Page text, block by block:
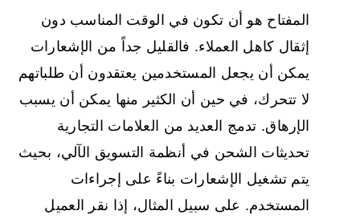
المفتاح هو أن تكون في الوقت المناسب دون
إثقال كاهل العملاء. فالقليل جداً من الإشعارات
يمكن أن يجعل المستخدمين يعتقدون أن طلباتهم
لا تتحرك، في حين أن الكثير منها يمكن أن يسبب
الإرهاق. تدمج العديد من العلامات التجارية
تحديثات الشحن في أنظمة التسويق الآلي، بحيث
يتم تشغيل الإشعارات بناءً على إجراءات
المستخدم. على سبيل المثال، إذا نقر العميل